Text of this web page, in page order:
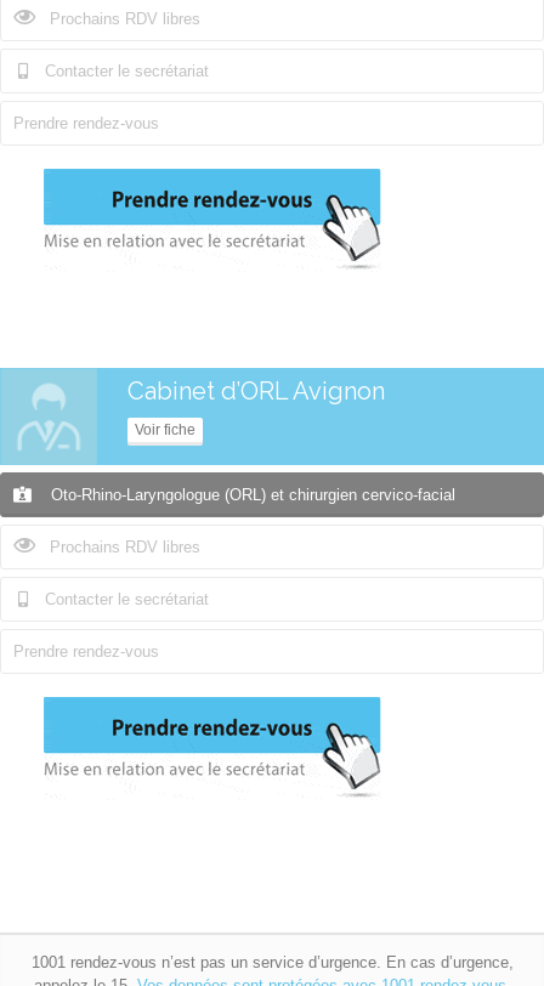
Prochains RDV libres
Contacter le secrétariat
Prendre rendez-vous
Cabinet d’ORL Avignon
Voir fiche
Oto-Rhino-Laryngologue (ORL) et chirurgien cervico-facial
Prochains RDV libres
Contacter le secrétariat
Prendre rendez-vous
1001 rendez-vous n’est pas un service d’urgence. En cas d’urgence,